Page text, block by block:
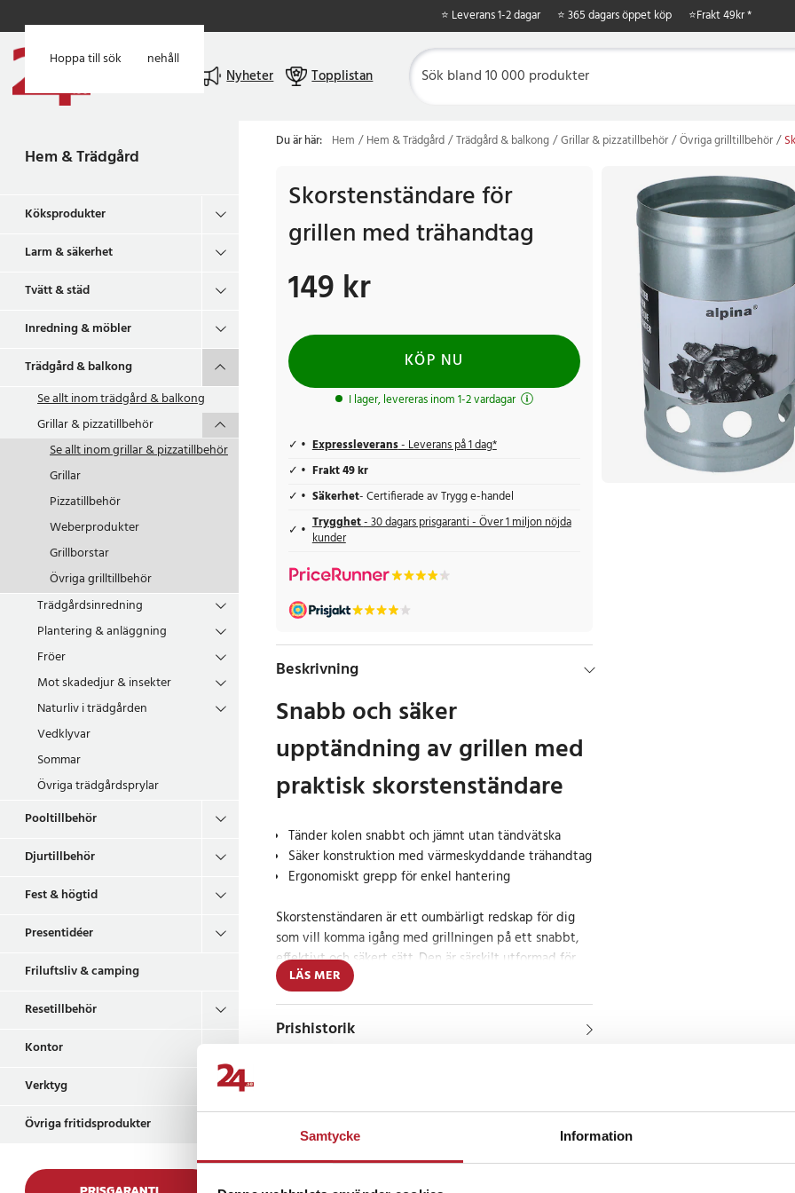
Samtycke Information
Hoppa till huvudinnehåll
Hoppa till sök
⭐ Leverans 1-2 dagar ⭐ 365 dagars öppet köp ⭐Frakt 49kr *
Nyheter Topplistan
Hem & Trädgård
Köksprodukter
Larm & säkerhet
Tvätt & städ
Inredning & möbler
Trädgård & balkong
Se allt inomträdgård & balkong
Grillar & pizzatillbehör
Se allt inomgrillar & pizzatillbehör
Grillar
Pizzatillbehör
Weberprodukter
Grillborstar
Övriga grilltillbehör
Trädgårdsinredning
Plantering & anläggning
Fröer
Mot skadedjur & insekter
Naturliv i trädgården
Vedklyvar
Sommar
Övriga trädgårdsprylar
Pooltillbehör
Djurtillbehör
Fest & högtid
Presentidéer
Friluftsliv & camping
Resetillbehör
Kontor
Verktyg
Övriga fritidsprodukter
Du är här: Hem Hem & Trädgård Trädgård & balkong Grillar & pizzatillbehör Övriga grilltillbehör
Skorstenständare för
grillen med trähandtag
Pris: 149 kr
149 kr
KÖP NU
I lager, levereras inom 1-2 vardagar
Expressleverans- Leverans på 1 dag*
Frakt 49 kr
Säkerhet- Certifierade av Trygg e-handel
Trygghet- 30 dagars prisgaranti - Över 1 miljon nöjda
kunder
Beskrivning
Snabb och säker
upptändning av grillen med
praktisk skorstenständare
Tänder kolen snabbt och jämnt utan tändvätska
Säker konstruktion med värmeskyddande trähandtag
Ergonomiskt grepp för enkel hantering
Skorstenständaren är ett oumbärligt redskap för dig
som vill komma igång med grillningen på ett snabbt,
effektivt och säkert sätt. Den är särskilt utformad för
att ge en jämn glödbädd utan användning av
tändvätska – vilket gör den både miljövänlig och
smakneutral.
att lyfta och hantera även när den är varm.
LÄS MER
Prishistorik
Recensioner